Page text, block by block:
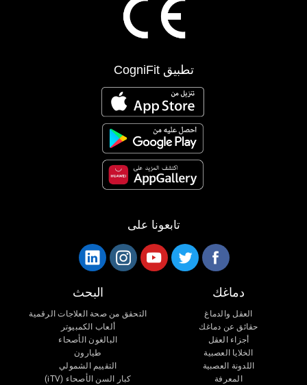
تطبيق CogniFit
تابعونا على
دماغك
العقل والدماغ
حقائق عن دماغك
أجزاء العقل
الخلايا العصبية
اللدونة العصبية
المعرفة
البحث
التحقق من صحة العلاجات الرقمية
ألعاب الكمبيوتر
البالغون الأصحاء
طيارون
التقييم الشمولي
كبار السن الأصحاء (iTV)